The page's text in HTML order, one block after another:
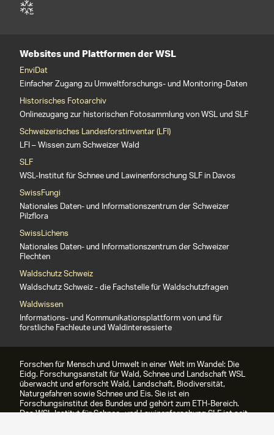
Websites und Plattformen der WSL
EnviDat
Einfacher Zugang zu Umweltforschungs- und Monitoring-Daten
Historisches Fotoarchiv
Onlinezugang zur historischen Fotosammlung von WSL und SLF
Schweizerisches Landesforstinventar (LFI)
LFI – Wissen zum Schweizer Wald
SLF
WSL-Institut für Schnee und Lawinenforschung SLF in Davos
SwissFungi
Nationales Daten- und Informationszentrum der Schweizer
Pilzflora
SwissLichens
Nationales Daten- und Informationszentrum der Schweizer
Flechten
Waldschutz Schweiz
Waldschutz Schweiz - die Fachstelle für Waldschutzfragen
Waldwissen
Informations- und Kommunikationsplattform von und für
forstliche Fachleute und Waldinteressierte
Forschen für Mensch und Umwelt in einer Welt im Wandel: Die
Eidg. Forschungsanstalt für Wald, Schnee und Landschaft WSL
überwacht und erforscht Wald, Landschaft, Biodiversität,
Naturgefahren sowie Schnee und Eis. Sie ist ein
Forschungsinstitut des Bundes und gehört zum ETH-Bereich.
Das WSL-Institut für Schnee- und Lawinenforschung SLF ist seit